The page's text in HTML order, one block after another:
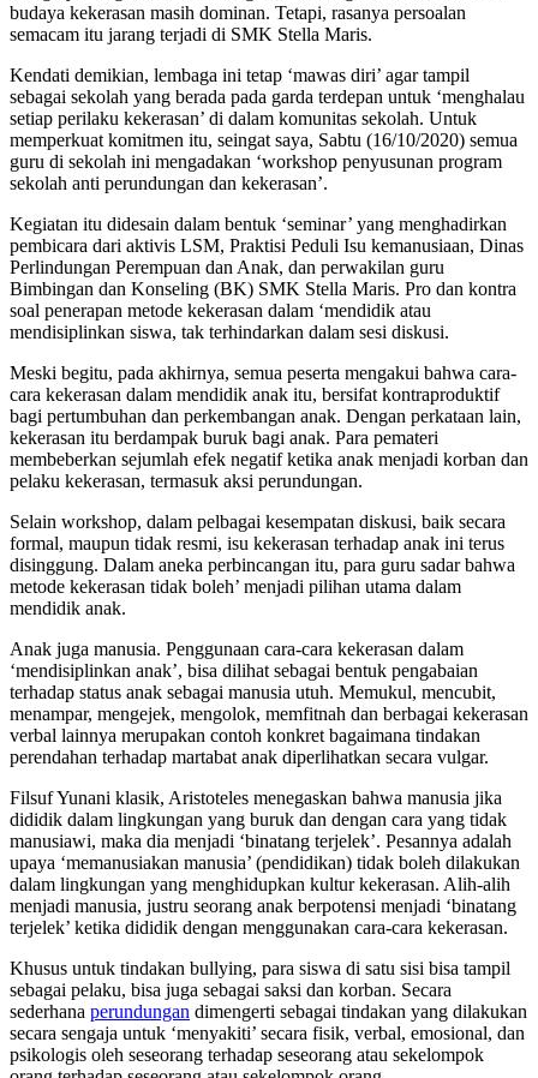
budaya kekerasan masih dominan. Tetapi, rasanya persoalan
semacam itu jarang terjadi di SMK Stella Maris.
Kendati demikian, lembaga ini tetap ‘mawas diri’ agar tampil
sebagai sekolah yang berada pada garda terdepan untuk ‘menghalau
setiap perilaku kekerasan’ di dalam komunitas sekolah. Untuk
memperkuat komitmen itu, seingat saya, Sabtu (16/10/2020) semua
guru di sekolah ini mengadakan ‘workshop penyusunan program
sekolah anti perundungan dan kekerasan’.
Kegiatan itu didesain dalam bentuk ‘seminar’ yang menghadirkan
pembicara dari aktivis LSM, Praktisi Peduli Isu kemanusiaan, Dinas
Perlindungan Perempuan dan Anak, dan perwakilan guru
Bimbingan dan Konseling (BK) SMK Stella Maris. Pro dan kontra
soal penerapan metode kekerasan dalam ‘mendidik atau
mendisiplinkan siswa, tak terhindarkan dalam sesi diskusi.
Meski begitu, pada akhirnya, semua peserta mengakui bahwa cara-
cara kekerasan dalam mendidik anak itu, bersifat kontraproduktif
bagi pertumbuhan dan perkembangan anak. Dengan perkataan lain,
kekerasan itu berdampak buruk bagi anak. Para pemateri
membeberkan sejumlah efek negatif ketika anak menjadi korban dan
pelaku kekerasan, termasuk aksi perundungan.
Selain workshop, dalam pelbagai kesempatan diskusi, baik secara
formal, maupun tidak resmi, isu kekerasan terhadap anak ini terus
disinggung. Dalam aneka perbincangan itu, para guru sadar bahwa
metode kekerasan tidak boleh’ menjadi pilihan utama dalam
mendidik anak.
Anak juga manusia. Penggunaan cara-cara kekerasan dalam
‘mendisiplinkan anak’, bisa dilihat sebagai bentuk pengabaian
terhadap status anak sebagai manusia utuh. Memukul, mencubit,
menampar, mengejek, mengolok, memfitnah dan berbagai kekerasan
verbal lainnya merupakan contoh konkret bagaimana tindakan
perendahan terhadap martabat anak diperlihatkan secara vulgar.
Filsuf Yunani klasik, Aristoteles menegaskan bahwa manusia jika
dididik dalam lingkungan yang buruk dan dengan cara yang tidak
manusiawi, maka dia menjadi ‘binatang terjelek’. Pesannya adalah
upaya ‘memanusiakan manusia’ (pendidikan) tidak boleh dilakukan
dalam lingkungan yang menghidupkan kultur kekerasan. Alih-alih
menjadi manusia, justru seorang anak berpotensi menjadi ‘binatang
terjelek’ ketika dididik dengan menggunakan cara-cara kekerasan.
Khusus untuk tindakan bullying, para siswa di satu sisi bisa tampil
sebagai pelaku, bisa juga sebagai saksi dan korban. Secara
sederhana perundungan dimengerti sebagai tindakan yang dilakukan
secara sengaja untuk ‘menyakiti’ secara fisik, verbal, emosional, dan
psikologis oleh seseorang terhadap seseorang atau sekelompok